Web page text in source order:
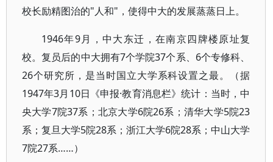
校长励精图治的"人和"，使得中大的发展蒸蒸日上。
1946年9月，中大东迁，在南京四牌楼原址复
校。复员后的中大拥有7个学院37个系、6个专修科、
26个研究所，是当时国立大学系科设置之最。（据
1947年3月10日《申报·教育消息栏》统计：当时，中
央大学7院37系；北京大学6院26系；清华大学5院23
系；复旦大学5院28系；浙江大学6院28系；中山大学
7院27系……）